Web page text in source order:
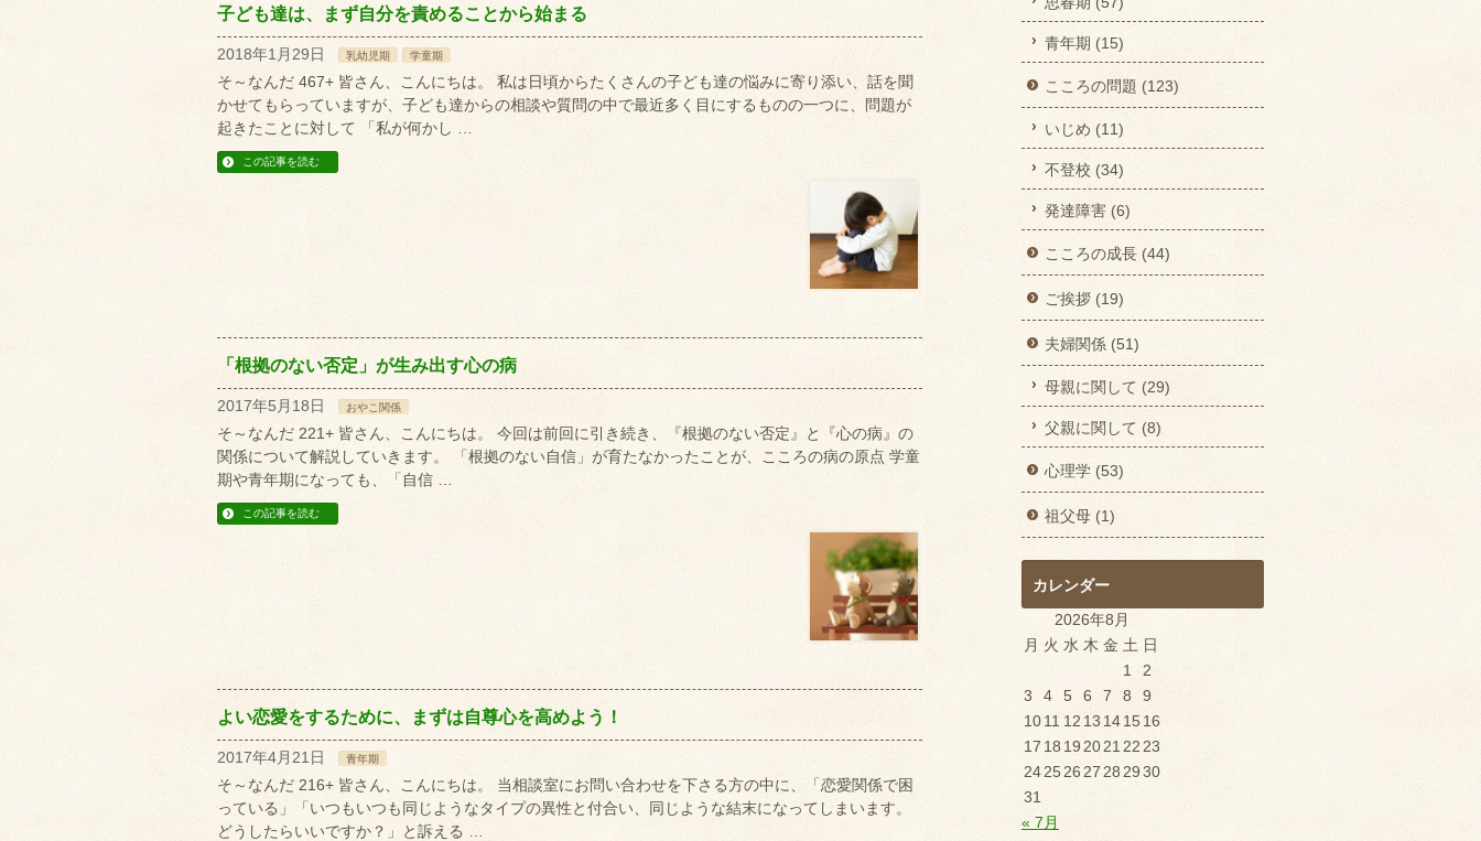
子ども達は、まず自分を責めることから始まる
2018年1月29日 乳幼児期 学童期
そ～なんだ 467+ 皆さん、こんにちは。 私は日頃からたくさんの子ども達の悩みに寄り添い、話を聞
かせてもらっていますが、子ども達からの相談や質問の中で最近多く目にするものの一つに、問題が
起きたことに対して 「私が何かし …
この記事を読む
「根拠のない否定」が生み出す心の病
2017年5月18日 おやこ関係
そ～なんだ 221+ 皆さん、こんにちは。 今回は前回に引き続き、『根拠のない否定』と『心の病』の
関係について解説していきます。 「根拠のない自信」が育たなかったことが、こころの病の原点 学童
期や青年期になっても、「自信 …
この記事を読む
よい恋愛をするために、まずは自尊心を高めよう！
2017年4月21日 青年期
そ～なんだ 216+ 皆さん、こんにちは。 当相談室にお問い合わせを下さる方の中に、「恋愛関係で困
っている」「いつもいつも同じようなタイプの異性と付合い、同じような結末になってしまいます。
どうしたらいいですか？」と訴える …
青年期 (15)
こころの問題 (123)
いじめ (11)
不登校 (34)
発達障害 (6)
こころの成長 (44)
ご挨拶 (19)
夫婦関係 (51)
母親に関して (29)
父親に関して (8)
心理学 (53)
祖父母 (1)
カレンダー
2026年8月
月 火 水 木 金 土 日
1
2
3
4 5 6 7 8
9
1011 12 13 141516
17 18 19 2021 22 23
2425 26 27 28 2930
31
« 7月